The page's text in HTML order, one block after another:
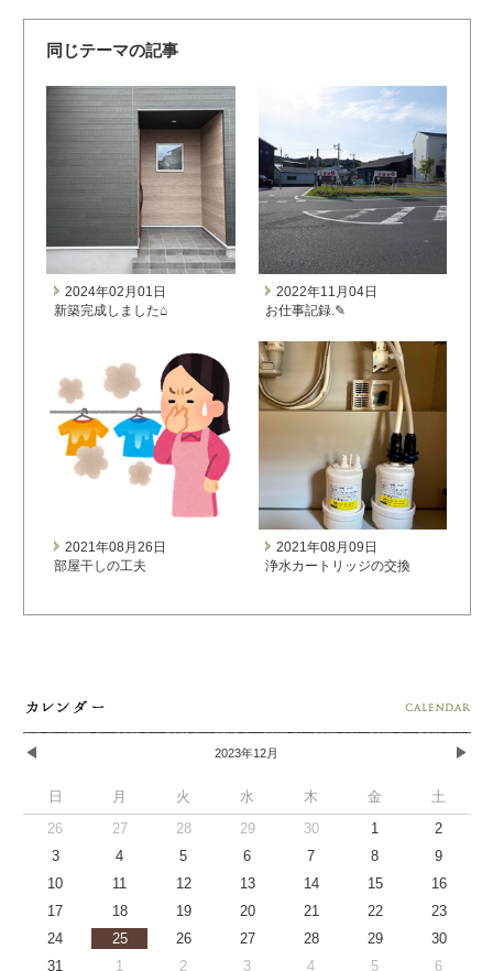
同じテーマの記事
2024年02月01日
新築完成しました⌂
2022年11月04日
お仕事記録.✎
2021年08月26日
部屋干しの工夫
2021年08月09日
浄水カートリッジの交換
2023年12月
日 月 火 水 木 金
土
26
27 28 29 30 1
2
3
4 5 6 7 8
9
10
11 12 13 14 15
16
17
18 19 20 21 22
23
24
25 26 27 28 29
30
31
1 2 3 4 5 6